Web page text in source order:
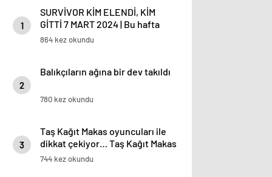
1
SURVİVOR KİM ELENDİ, KİM
GİTTİ 7 MART 2024 | Bu hafta
Survivor All Star eleme
Hıçkıra hıçkıra ağladı: ‘Sürekli
sitemim yok…’
864 kez okundu
2
Balıkçıların ağına bir dev takıldı
780 kez okundu
3
Taş Kağıt Makas oyuncuları ile
dikkat çekiyor… Taş Kağıt Makas
oyuncu kadrosu ve konusu
744 kez okundu